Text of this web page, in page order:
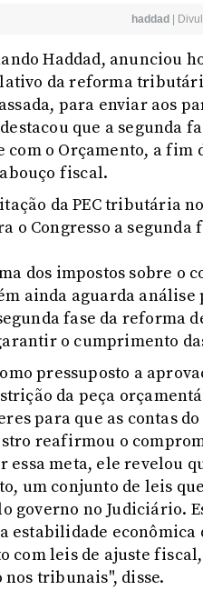
haddad
Haddad, anunciou
da reforma
para enviar aos
que a segunda
com o Orçamento, a
fiscal.
da PEC tributária
o Congresso a
dos impostos sobre o
ainda aguarda análise
fase da reforma
o cumprimento
pressuposto a
da peça
para que as contas
reafirmou o
essa meta, ele revelou
um conjunto de leis
governo no Judiciário.
estabilidade econômica
com leis de ajuste
tribunais", disse.